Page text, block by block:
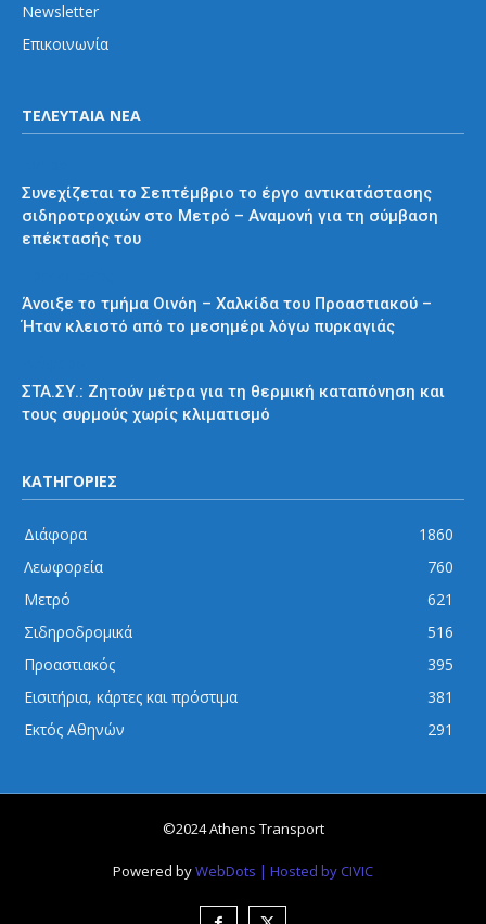
Newsletter
Επικοινωνία
ΤΕΛΕΥΤΑΙΑ ΝΕΑ
Συνεχίζεται το Σεπτέμβριο το έργο αντικατάστασης
σιδηροτροχιών στο Μετρό – Αναμονή για τη σύμβαση
επέκτασής του
Άνοιξε το τμήμα Οινόη – Χαλκίδα του Προαστιακού –
Ήταν κλειστό από το μεσημέρι λόγω πυρκαγιάς
ΣΤΑ.ΣΥ.: Ζητούν μέτρα για τη θερμική καταπόνηση και
τους συρμούς χωρίς κλιματισμό
ΚΑΤΗΓΟΡΙΕΣ
Διάφορα
1860
Λεωφορεία
760
Μετρό
621
Σιδηροδρομικά
516
Προαστιακός
395
Εισιτήρια, κάρτες και πρόστιμα
381
Εκτός Αθηνών
291
©2024 Athens Transport
Powered byWebDots | Hosted by CIVIC